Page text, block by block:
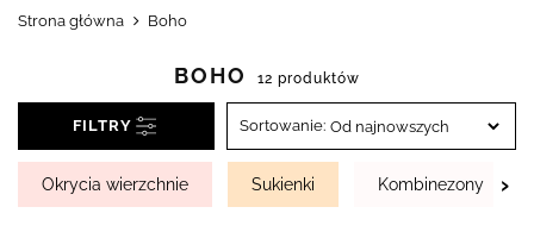
Strona główna Boho
BOHO 12 produktów
FILTRY Sortowanie:
Okrycia wierzchnie Sukienki Kombinezony ›